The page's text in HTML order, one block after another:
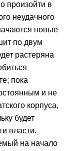
произойти в
неудачного
новые
по двум
растеряна
пока
и не
корпуса,
будет
власти.
на начало